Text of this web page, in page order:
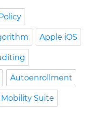
Apple iOS
Autoenrollment
Suite